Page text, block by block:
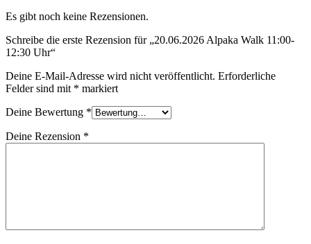
Es gibt noch keine Rezensionen.
Schreibe die erste Rezension für „20.06.2026 Alpaka Walk 11:00-
12:30 Uhr“
Deine E-Mail-Adresse wird nicht veröffentlicht. Erforderliche
Felder sind mit * markiert
Deine Bewertung *
Deine Rezension *